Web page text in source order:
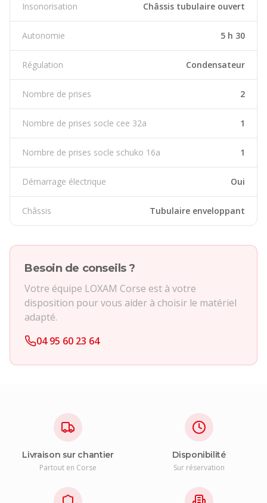
Insonorisation Châssis tubulaire ouvert
Autonomie 5 h 30
Régulation Condensateur
Nombre de prises 2
Nombre de prises socle cee 32a 1
Nombre de prises socle schuko 16a 1
Démarrage électrique Oui
Châssis Tubulaire enveloppant
Besoin de conseils ?
Votre équipe LOXAM Corse est à votre
disposition pour vous aider à choisir le matériel
adapté.
04 95 60 23 64
Livraison sur chantier
Partout en Corse
Disponibilité
Sur réservation